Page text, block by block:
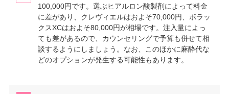
100,000円です。選ぶヒアルロン酸製剤によって料金
に差があり、クレヴィエルはおよそ70,000円、ボラッ
クスXCはおよそ80,000円が相場です。注入量によっ
ても差があるので、カウンセリングで予算も併せて相
談するようにしましょう。なお、このほかに麻酔代な
どのオプションが発生する可能性もあります。